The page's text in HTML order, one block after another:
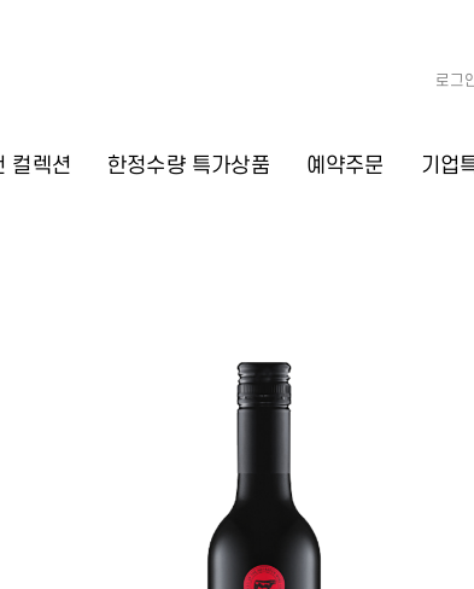
컬렉션 한정수량 특가상품 예약주문 기업
로그